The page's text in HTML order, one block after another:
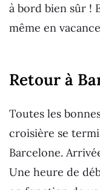
à bord bien sûr !
même en
Retour à
Toutes les
croisière se
Barcelone.
Une heure de